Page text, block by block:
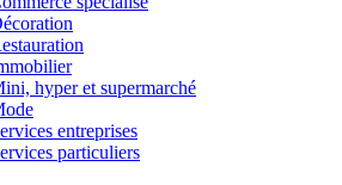
hyper et supermarché
entreprises
particuliers